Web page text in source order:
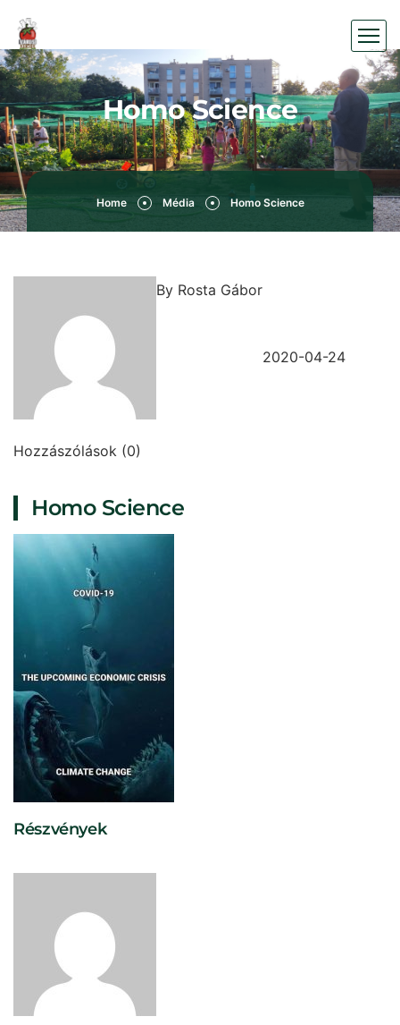
Homo Science
Home Média Homo Science
By Rosta Gábor
2020-04-24
Hozzászólások (0)
Homo Science
Részvények